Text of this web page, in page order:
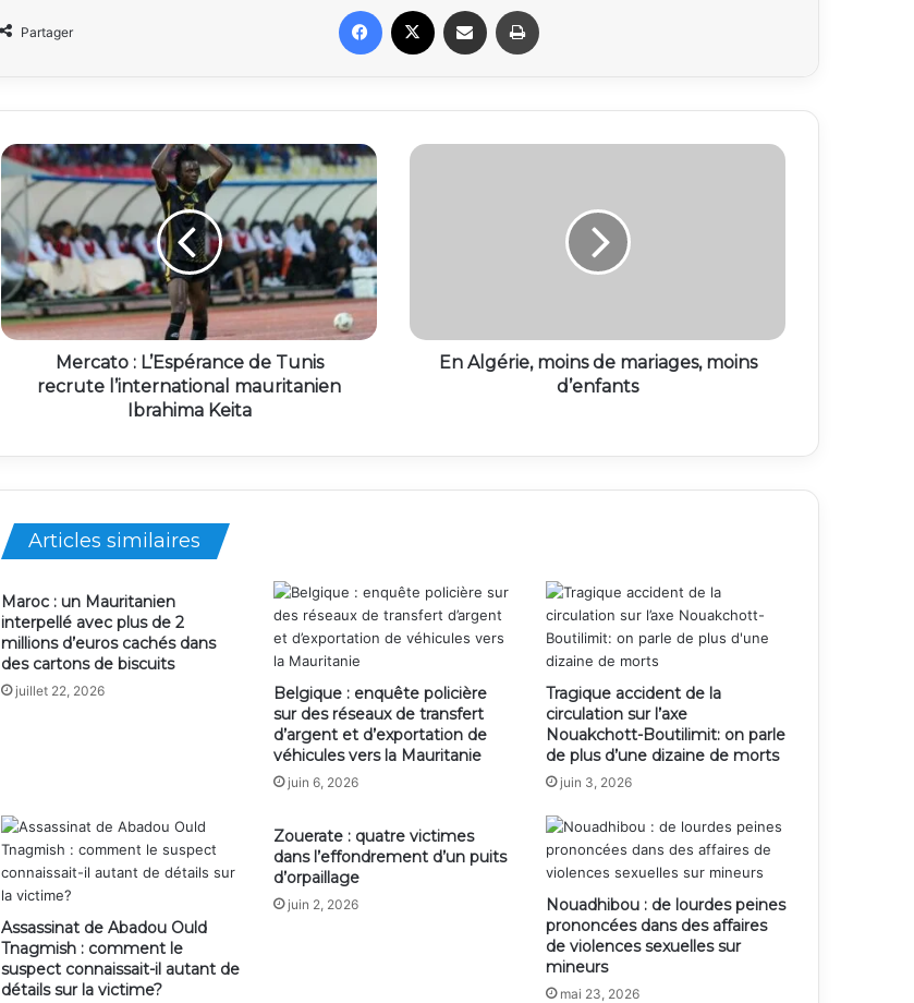
Partager
Facebook Partager par email
Mercato : L’Espérance de Tunis
recrute l’international mauritanien
Ibrahima Keita
En Algérie, moins de mariages, moins
d’enfants
Articles similaires
Maroc : un Mauritanien
interpellé avec plus de 2
millions d’euros cachés dans
des cartons de biscuits
juillet 22, 2026
Belgique : enquête policière
sur des réseaux de transfert
d’argent et d’exportation de
véhicules vers la Mauritanie
juin 6, 2026
Tragique accident de la
circulation sur l’axe
Nouakchott-Boutilimit: on parle
de plus d’une dizaine de morts
juin 3, 2026
Assassinat de Abadou Ould
Tnagmish : comment le
suspect connaissait-il autant de
détails sur la victime?
Zouerate : quatre victimes
dans l’effondrement d’un puits
d’orpaillage
juin 2, 2026
Nouadhibou : de lourdes peines
prononcées dans des affaires
de violences sexuelles sur
mineurs
mai 23, 2026